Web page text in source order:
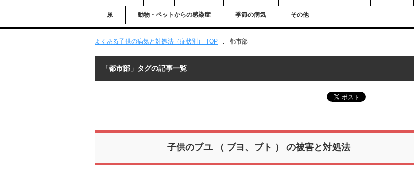
尿 動物・ペットからの感染症 季節の病気 その他
よくある子供の病気と対処法（症状別） TOP 都市部
「都市部」タグの記事一覧
子供のブユ （ ブヨ、ブト ） の被害と対処法